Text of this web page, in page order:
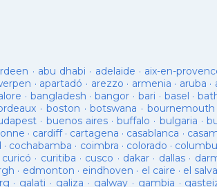
· abu dhabi · adelaide · aix-en-
· apartadó · arezzo · armenia · aruba ·
· bangladesh ·bangor · bari · basel ·
· boston ·botswana ·bournemouth
· buenos aires·buffalo · bulgaria ·
· cardiff· cartagena · casablanca ·
· cochabamba · coimbra · colorado ·
curicó · curitiba · cusco · dakar · dallas·
· edmonton · eindhoven · el caire · el
· galati · galiza · galway· gambia ·